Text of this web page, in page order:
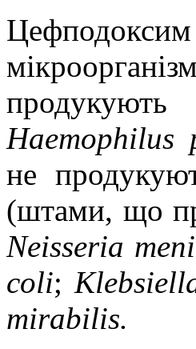
не
(штами, що
Neisseria
coli;
mirabilis.